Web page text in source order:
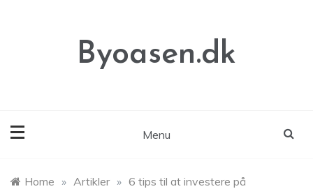
Byoasen.dk
Menu
Home » Artikler » 6 tips til at investere på